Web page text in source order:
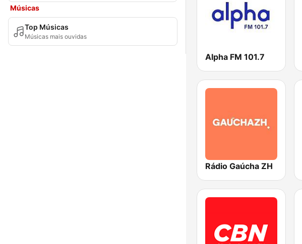
Músicas
Top Músicas
Músicas mais ouvidas
Alpha FM 101.7
Rádio Gaúcha ZH